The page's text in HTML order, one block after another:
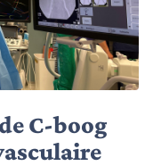
C-boog